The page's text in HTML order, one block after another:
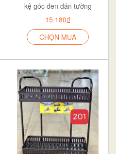
kệ góc đen dán tường
15.180₫
CHỌN MUA